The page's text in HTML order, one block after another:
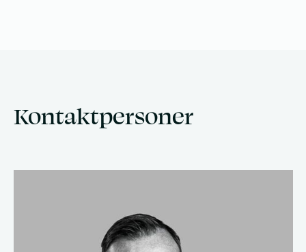
Kontaktpersoner